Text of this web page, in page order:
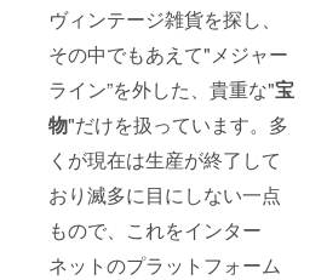
ヴィンテージ雑貨を探し、
その中でもあえて"メジャー
ライン”を外した、貴重な"宝
物"だけを扱っています。多
くが現在は生産が終了して
おり滅多に目にしない一点
もので、これをインター
ネットのプラットフォーム